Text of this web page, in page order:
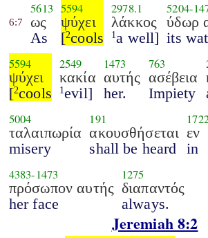
6:7
5613
ως
As
5594
ψύχει
[2cools
2978.1
λάκκος
1 a well]
5204-
ύδωρ
its
5594
ψύχει
[2cools
2549
κακία
1 evil]
1473
αυτής
her.
763
ασέβεια
Impiety
5004
ταλαιπωρία
misery
191
ακουσθήσεται
shall be heard
εν
in
4383-1473
πρόσωπον αυτής
her face
1275
διαπαντός
always.
Jeremiah 8:2